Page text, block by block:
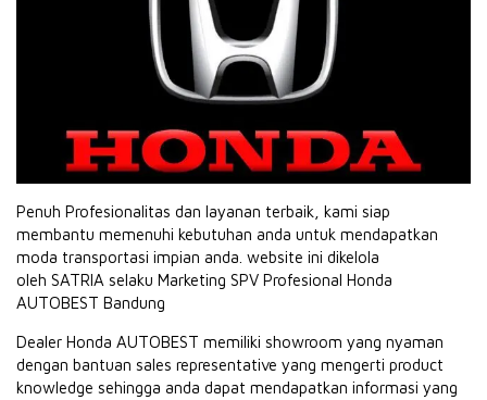
Penuh Profesionalitas dan layanan terbaik, kami siap
membantu memenuhi kebutuhan anda untuk mendapatkan
moda transportasi impian anda. website ini dikelola
oleh SATRIA selaku Marketing SPV Profesional Honda
AUTOBEST Bandung
Dealer Honda AUTOBEST memiliki showroom yang nyaman
dengan bantuan sales representative yang mengerti product
knowledge sehingga anda dapat mendapatkan informasi yang